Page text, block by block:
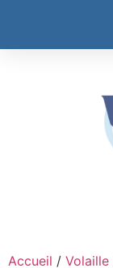
Accueil / Volaille